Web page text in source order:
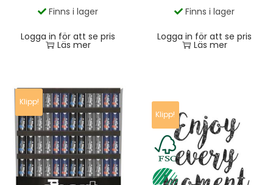
Finns i lager
Logga in för att se pris
Läs mer
Finns i lager
Logga in för att se pris
Läs mer
Klipp!
Klipp!